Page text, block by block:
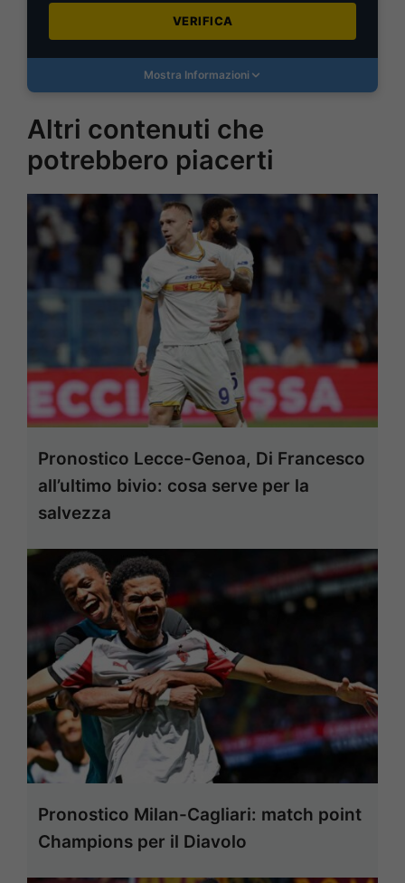
VERIFICA
Mostra Informazioni
Altri contenuti che
potrebbero piacerti
Pronostico Lecce-Genoa, Di Francesco
all’ultimo bivio: cosa serve per la
salvezza
Pronostico Milan-Cagliari: match point
Champions per il Diavolo